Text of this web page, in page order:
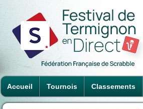
Accueil Tournois Classements